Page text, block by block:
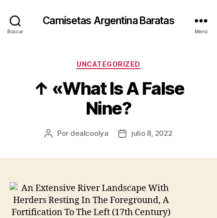
Buscar
Camisetas Argentina Baratas
Menú
Categorías
UNCATEGORIZED
↑ «What Is A False
Nine?
Autor
Por dealcoolya
Fechajulio 8, 2022